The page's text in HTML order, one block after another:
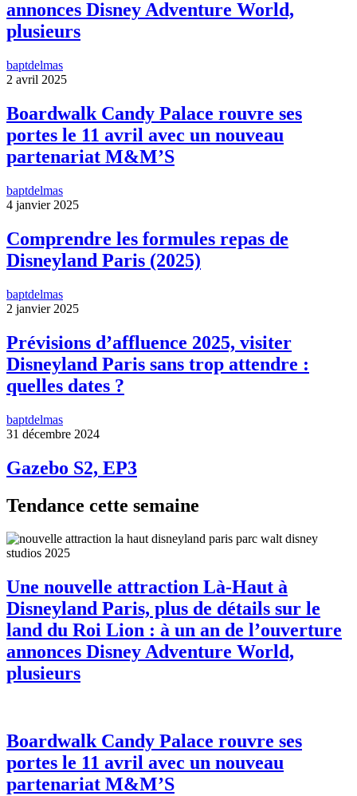
annonces Disney Adventure World,
plusieurs
baptdelmas
2 avril 2025
Boardwalk Candy Palace rouvre ses
portes le 11 avril avec un nouveau
partenariat M&M’S
baptdelmas
4 janvier 2025
Comprendre les formules repas de
Disneyland Paris (2025)
baptdelmas
2 janvier 2025
Prévisions d’affluence 2025, visiter
Disneyland Paris sans trop attendre :
quelles dates ?
baptdelmas
31 décembre 2024
Gazebo S2, EP3
Tendance cette semaine
Une nouvelle attraction Là-Haut à
Disneyland Paris, plus de détails sur le
land du Roi Lion : à un an de l’ouverture
annonces Disney Adventure World,
plusieurs
Boardwalk Candy Palace rouvre ses
portes le 11 avril avec un nouveau
partenariat M&M’S